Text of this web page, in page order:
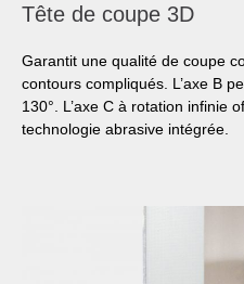
Tête de coupe 3D
Garantit une qualité de coupe
contours compliqués. L’axe B
130°. L’axe C à rotation infinie
technologie abrasive intégrée.